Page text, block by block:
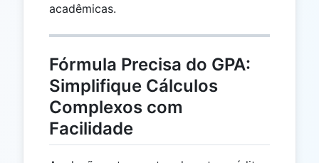
acadêmicas.
Fórmula Precisa do GPA:
Simplifique Cálculos
Complexos com
Facilidade